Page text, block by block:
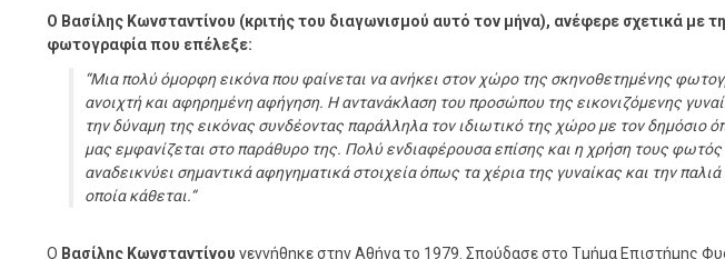
Ο Βασίλης Κωνσταντίνου (κριτής του διαγωνισμού αυτό τον μήνα), ανέφερε σχετικά με
φωτογραφία που επέλεξε:
“Μια πολύ όμορφη εικόνα που φαίνεται να ανήκει στον χώρο της σκηνοθετημένης
ανοιχτή και αφηρημένη αφήγηση. Η αντανάκλαση του προσώπου της εικονιζόμενης
την δύναμη της εικόνας συνδέοντας παράλληλα τον ιδιωτικό της χώρο με τον δημόσιο
μας εμφανίζεται στο παράθυρο της. Πολύ ενδιαφέρουσα επίσης και η χρήση τους φωτός
αναδεικνύει σημαντικά αφηγηματικά στοιχεία όπως τα χέρια της γυναίκας και την
οποία κάθεται.“
Ο Βασίλης Κωνσταντίνου γεννήθηκε στην Αθήνα το 1979. Σπούδασε στο Τμήμα Επιστήμης